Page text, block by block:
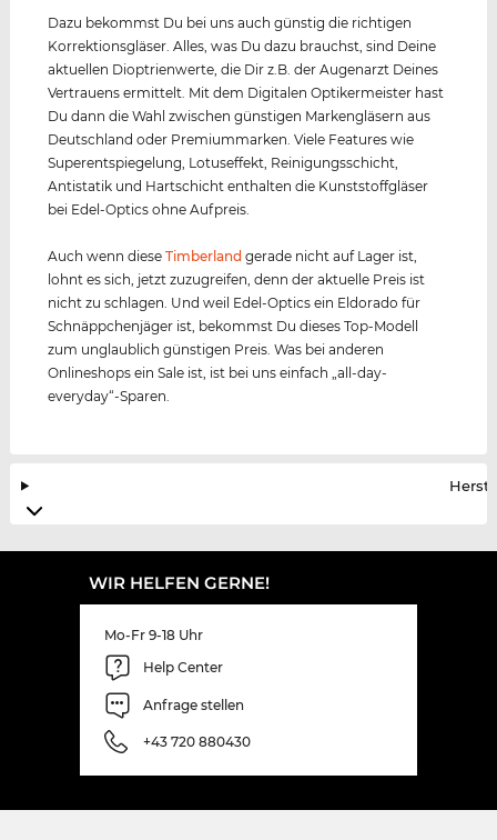
Dazu bekommst Du bei uns auch günstig die richtigen
Korrektionsgläser. Alles, was Du dazu brauchst, sind Deine
aktuellen Dioptrienwerte, die Dir z.B. der Augenarzt Deines
Vertrauens ermittelt. Mit dem Digitalen Optikermeister hast
Du dann die Wahl zwischen günstigen Markengläsern aus
Deutschland oder Premiummarken. Viele Features wie
Superentspiegelung, Lotuseffekt, Reinigungsschicht,
Antistatik und Hartschicht enthalten die Kunststoffgläser
bei Edel-Optics ohne Aufpreis.
Auch wenn dieseTimberland gerade nicht auf Lager ist,
lohnt es sich, jetzt zuzugreifen, denn der aktuelle Preis ist
nicht zu schlagen. Und weil Edel-Optics ein Eldorado für
Schnäppchenjäger ist, bekommst Du dieses Top-Modell
zum unglaublich günstigen Preis. Was bei anderen
Onlineshops ein Sale ist, ist bei uns einfach „all-day-
everyday“-Sparen.
WIR HELFEN GERNE!
Mo-Fr 9-18 Uhr
Help Center
Anfrage stellen
+43 720 880430